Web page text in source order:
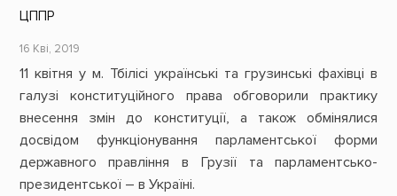
ЦППР
16 Кві, 2019
11 квітня у м. Тбілісі українські та грузинські фахівці в
галузі конституційного права обговорили практику
внесення змін до конституції, а також обмінялися
досвідом функціонування парламентської форми
державного правління в Грузії та парламентсько-
президентської – в Україні.